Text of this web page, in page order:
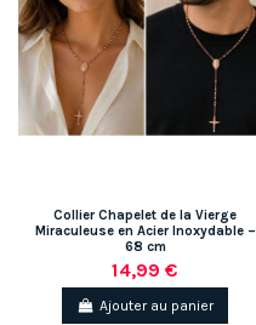
Collier Chapelet de la Vierge
Miraculeuse en Acier Inoxydable –
68 cm
14,99 €
Ajouter au panier